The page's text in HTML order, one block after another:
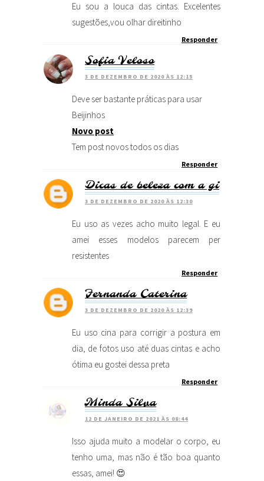
Eu sou a louca das cintas. Excelentes
sugestões,vou olhar direitinho
Responder
Sofia Veloso
3 DE DEZEMBRO DE 2020 ÀS 12:15
Deve ser bastante práticas para usar
Beijinhos
Novo post
Tem post novos todos os dias
Responder
Dicas de beleza com a gi
3 DE DEZEMBRO DE 2020 ÀS 12:30
Eu uso as vezes acho muito legal. E eu
amei esses modelos parecem per
resistentes
Responder
Fernanda Caterina
3 DE DEZEMBRO DE 2020 ÀS 12:39
Eu uso cina para corrigir a postura em
dia, de fotos uso até duas cintas e acho
ótima eu gostei dessa preta
Responder
Minda Silva
12 DE JANEIRO DE 2021 ÀS 08:44
Isso ajuda muito a modelar o corpo, eu
tenho uma, mas não é tão boa quanto
essas, amei! 😍